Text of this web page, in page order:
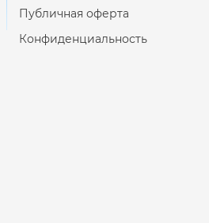
Публичная оферта
Конфиденциальность